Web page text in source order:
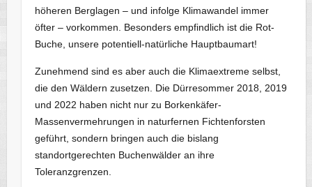
höheren Berglagen – und infolge Klimawandel immer
öfter – vorkommen. Besonders empfindlich ist die Rot-
Buche, unsere potentiell-natürliche Hauptbaumart!
Zunehmend sind es aber auch die Klimaextreme selbst,
die den Wäldern zusetzen. Die Dürresommer 2018, 2019
und 2022 haben nicht nur zu Borkenkäfer-
Massenvermehrungen in naturfernen Fichtenforsten
geführt, sondern bringen auch die bislang
standortgerechten Buchenwälder an ihre
Toleranzgrenzen.